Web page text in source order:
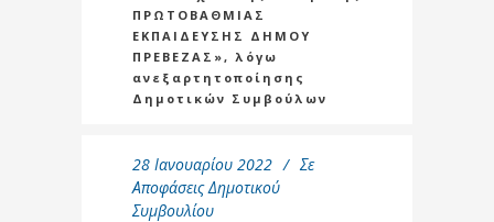
ΠΡΩΤΟΒΑΘΜΙΑΣ
ΕΚΠΑΙΔΕΥΣΗΣ ΔΗΜΟΥ
ΠΡΕΒΕΖΑΣ», λόγω
ανεξαρτητοποίησης
Δημοτικών Συμβούλων
28 Ιανουαρίου 2022
Σε
Αποφάσεις Δημοτικού
Συμβουλίου